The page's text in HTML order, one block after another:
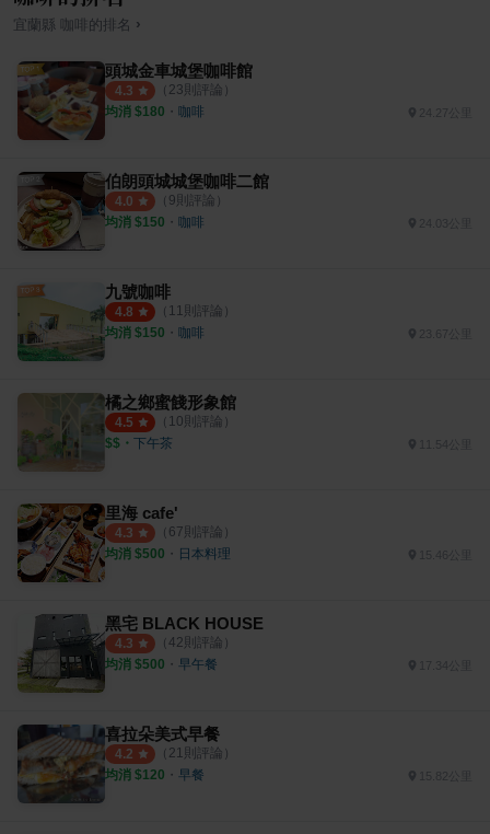
宜蘭縣 咖啡 的排名 ›
頭城金車城堡咖啡館
4.3 （ 23則評論）
均消 $180 ・ 咖啡 24.27公里
伯朗頭城城堡咖啡二館
4.0 （ 9則評論）
均消 $150 ・ 咖啡 24.03公里
九號咖啡
4.8 （ 11則評論）
均消 $150 ・ 咖啡
橘之鄉蜜餞形象館
4.5 （ 10則評論）
$$ ・ 下午茶 11.54公里
里海 cafe'
4.3 （ 67則評論）
均消 $500 ・ 日本料理 15.46公里
黑宅 BLACK HOUSE
4.3 （ 42則評論）
均消 $500 ・ 早午餐 17.34公里
喜拉朵美式早餐
4.2 （ 21則評論）
均消 $120 ・ 早餐 15.82公里